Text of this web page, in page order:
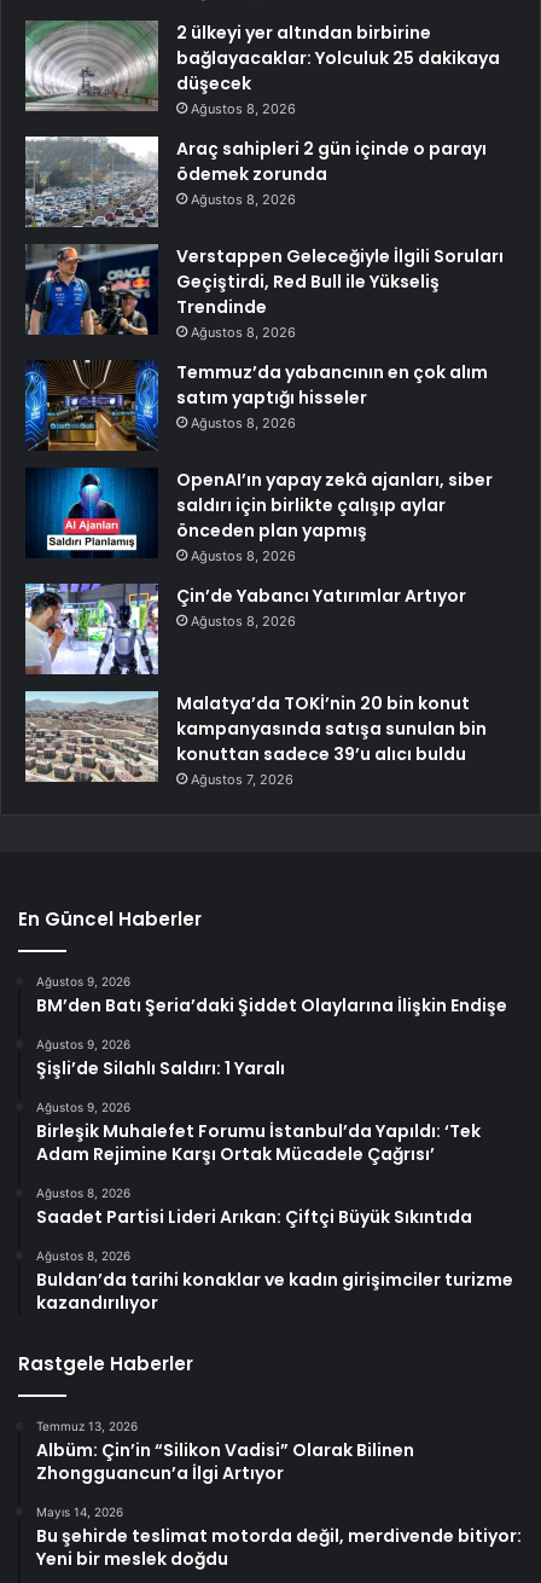
2 ülkeyi yer altından birbirine
bağlayacaklar: Yolculuk 25 dakikaya
düşecek
Ağustos 8, 2026
Araç sahipleri 2 gün içinde o parayı
ödemek zorunda
Ağustos 8, 2026
Verstappen Geleceğiyle İlgili Soruları
Geçiştirdi, Red Bull ile Yükseliş
Trendinde
Ağustos 8, 2026
Temmuz’da yabancının en çok alım
satım yaptığı hisseler
Ağustos 8, 2026
OpenAI’ın yapay zekâ ajanları, siber
saldırı için birlikte çalışıp aylar
önceden plan yapmış
Ağustos 8, 2026
Çin’de Yabancı Yatırımlar Artıyor
Ağustos 8, 2026
Malatya’da TOKİ’nin 20 bin konut
kampanyasında satışa sunulan bin
konuttan sadece 39’u alıcı buldu
Ağustos 7, 2026
En Güncel Haberler
Ağustos 9, 2026
BM’den Batı Şeria’daki Şiddet Olaylarına İlişkin Endişe
Ağustos 9, 2026
Şişli’de Silahlı Saldırı: 1 Yaralı
Ağustos 9, 2026
Birleşik Muhalefet Forumu İstanbul’da Yapıldı: ‘Tek
Adam Rejimine Karşı Ortak Mücadele Çağrısı’
Ağustos 8, 2026
Saadet Partisi Lideri Arıkan: Çiftçi Büyük Sıkıntıda
Ağustos 8, 2026
Buldan’da tarihi konaklar ve kadın girişimciler turizme
kazandırılıyor
Rastgele Haberler
Temmuz 13, 2026
Albüm: Çin’in “Silikon Vadisi” Olarak Bilinen
Zhongguancun’a İlgi Artıyor
Mayıs 14, 2026
Bu şehirde teslimat motorda değil, merdivende bitiyor:
Yeni bir meslek doğdu